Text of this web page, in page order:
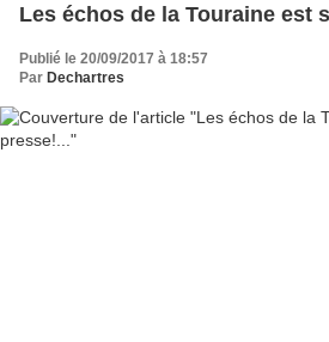
Les échos de la Touraine est
Publié le 20/09/2017 à 18:57
Par Dechartres